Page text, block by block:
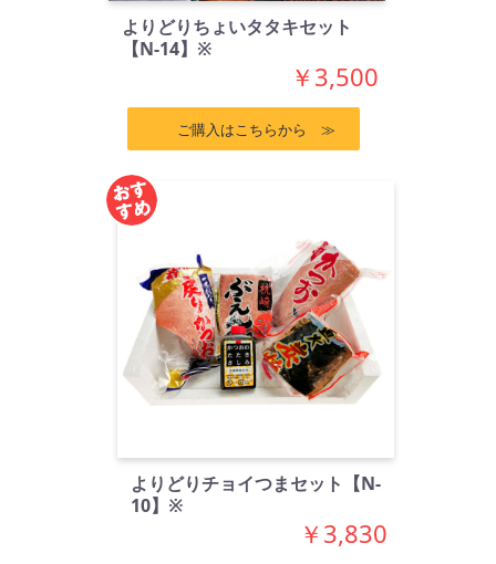
よりどりちょいタタキセット
【N-14】※
￥3,500
ご購入はこちらから ≫
よりどりチョイつまセット【N-
10】※
￥3,830